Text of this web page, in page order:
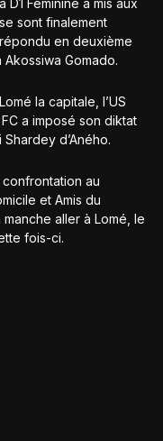
sont finalement
en deuxième
Gomado.
la capitale, l’US
a imposé son diktat
d’Aného.
au
et Amis du
aller à Lomé, le
fois-ci.